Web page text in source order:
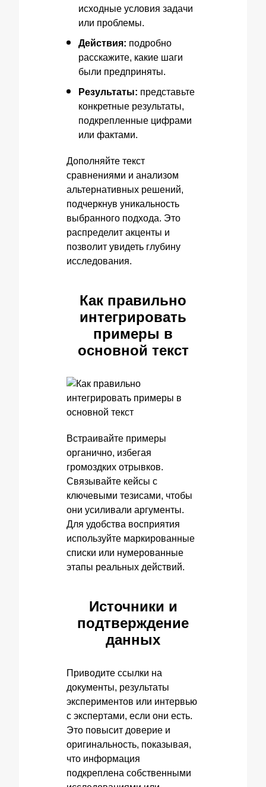
исходные условия задачи
или проблемы.
Действия: подробно
расскажите, какие шаги
были предприняты.
Результаты: представьте
конкретные результаты,
подкрепленные цифрами
или фактами.
Дополняйте текст
сравнениями и анализом
альтернативных решений,
подчеркнув уникальность
выбранного подхода. Это
распределит акценты и
позволит увидеть глубину
исследования.
Как правильно
интегрировать
примеры в
основной текст
Встраивайте примеры
органично, избегая
громоздких отрывков.
Связывайте кейсы с
ключевыми тезисами, чтобы
они усиливали аргументы.
Для удобства восприятия
используйте маркированные
списки или нумерованные
этапы реальных действий.
Источники и
подтверждение
данных
Приводите ссылки на
документы, результаты
экспериментов или интервью
с экспертами, если они есть.
Это повысит доверие и
оригинальность, показывая,
что информация
подкреплена собственными